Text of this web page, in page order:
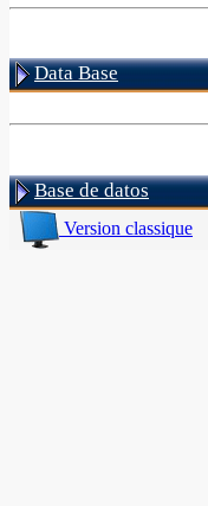
Data Base
Base de datos
Version classique